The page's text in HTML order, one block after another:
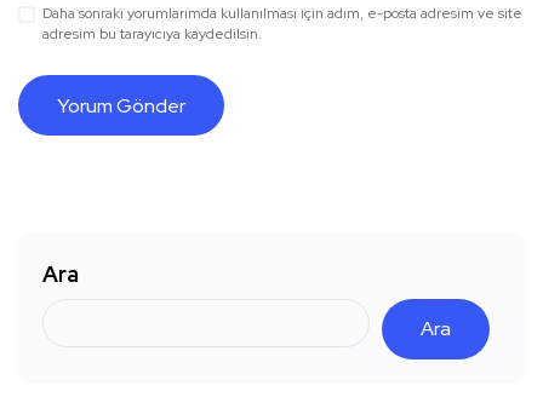
Daha sonraki yorumlarımda kullanılması için adım, e-posta adresim ve site
adresim bu tarayıcıya kaydedilsin.
Ara
Ara